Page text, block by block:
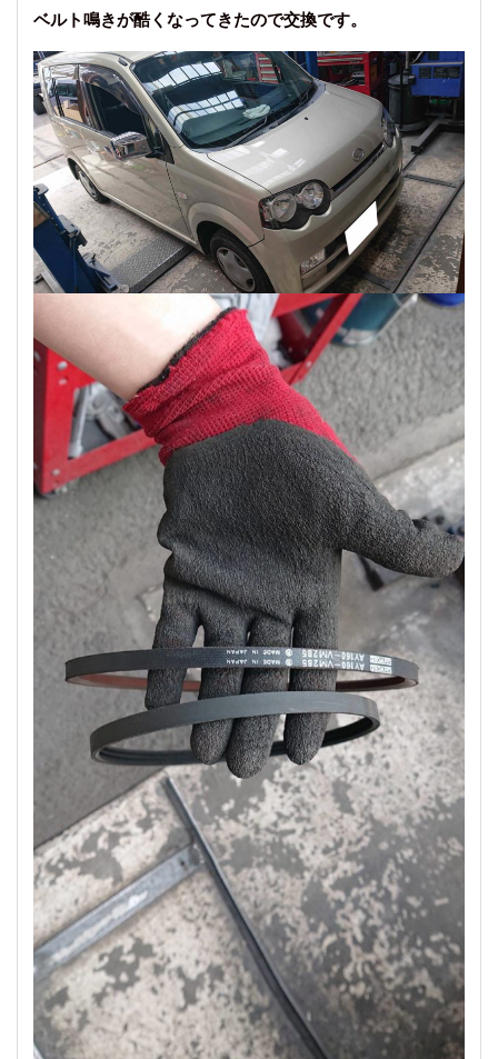
ベルト鳴きが酷くなってきたので交換です。